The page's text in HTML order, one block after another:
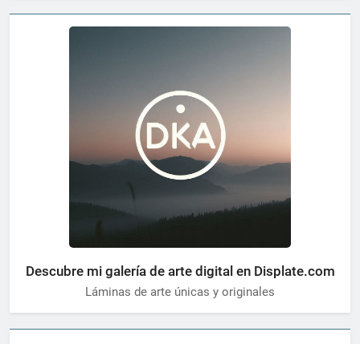
Descubre mi galería de arte digital en Displate.com
Láminas de arte únicas y originales